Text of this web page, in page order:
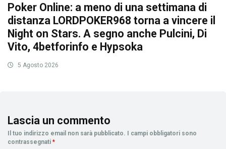
Poker Online: a meno di una settimana di
distanza LORDPOKER968 torna a vincere il
Night on Stars. A segno anche Pulcini, Di
Vito, 4betforinfo e Hypsoka
5 Agosto 2026
Lascia un commento
Il tuo indirizzo email non sarà pubblicato. I campi obbligatori sono
contrassegnati *